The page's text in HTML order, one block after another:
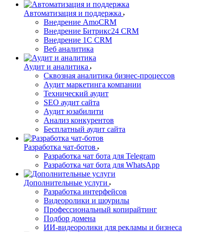
Автоматизация и поддержка
Внедрение AmoCRM
Внедрение Битрикс24 CRM
Внедрение 1C CRM
Веб аналитика
Аудит и аналитика
Сквозная аналитика бизнес-процессов
Аудит маркетинга компании
Технический аудит
SEO аудит сайта
Аудит юзабилити
Анализ конкурентов
Бесплатный аудит сайта
Разработка чат-ботов
Разработка чат бота для Telegram
Разработка чат бота для WhatsApp
Дополнительные услуги
Разработка интерфейсов
Видеоролики и шоурилы
Профессиональный копирайтинг
Подбор домена
ИИ-видеоролики для рекламы и бизнеса